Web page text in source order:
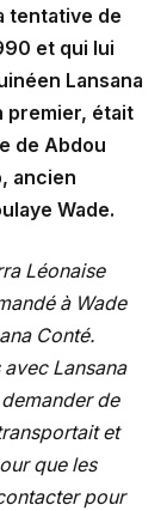
tentative de
et qui lui
Lansana
premier, était
de Abdou
ancien
Wade.
Léonaise
à Wade
Conté.
Lansana
de
et
que les
pour